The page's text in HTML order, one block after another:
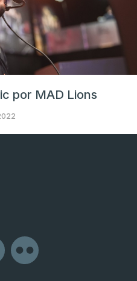
por MAD Lions